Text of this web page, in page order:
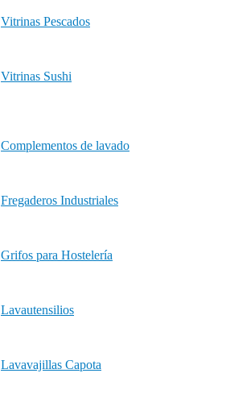
Vitrinas Pescados
Vitrinas Sushi
Complementos de lavado
Fregaderos Industriales
Grifos para Hostelería
Lavautensilios
Lavavajillas Capota